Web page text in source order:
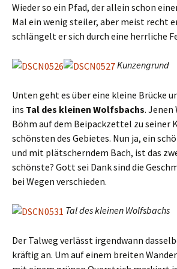
Wieder so ein Pfad, der allein schon
Mal ein wenig steiler, aber meist recht
schlängelt er sich durch eine herrliche
Kunzengrund
Unten geht es über eine kleine Brücke
ins Tal des kleinen Wolfsbachs.
Böhm auf dem Beipackzettel zu seiner
schönsten des Gebietes. Nun ja, ein
und mit plätscherndem Bach, ist das
schönste? Gott sei Dank sind die
bei Wegen verschieden.
Tal des kleinen Wolfsbachs
Der Talweg verlässt irgendwann
kräftig an. Um auf einem breiten